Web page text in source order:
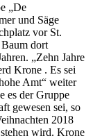
„De
und Säge
vor St.
dort
„Zehn Jahre
Krone . Es sei
Amt“ weiter
es der Gruppe
gewesen sei, so
2018
wird. Krone